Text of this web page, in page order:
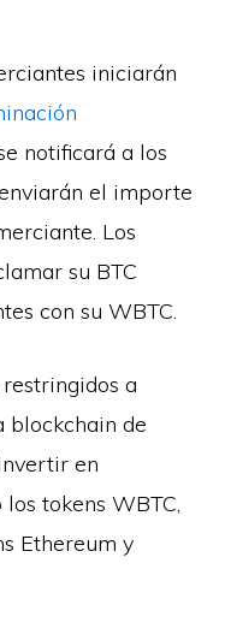
iniciarán
notificará a los
el importe
Los
su BTC
con su WBTC.
a
blockchain de
en
tokens WBTC,
Ethereum y